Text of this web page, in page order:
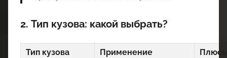
2. Тип кузова: какой выбрать?
Тип кузова Применение